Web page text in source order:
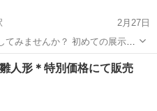
2月27日
か？ 初めての展示
ニ個展」の出展者を募集しま
ルド駅 展示会
人形＊特別価格にて販売